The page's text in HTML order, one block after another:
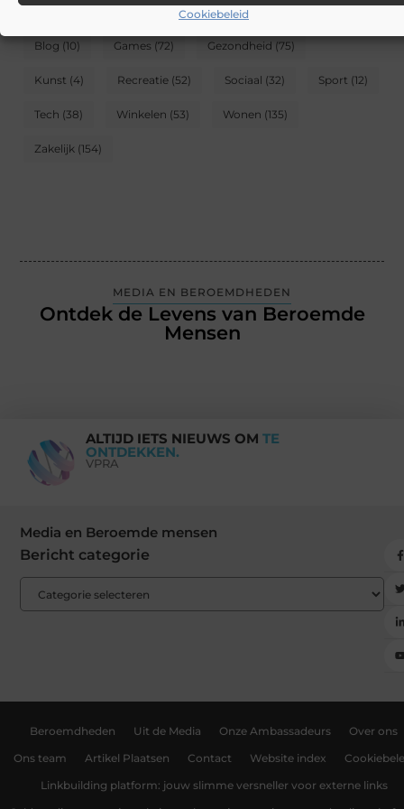
Cookiebeleid
Blog (10) Games (72) Gezondheid (75)
Kunst (4) Recreatie (52) Sociaal (32) Sport (12)
Tech (38) Winkelen (53) Wonen (135)
Zakelijk (154)
MEDIA EN BEROEMDHEDEN
Ontdek de Levens van Beroemde
Mensen
ALTIJD IETS NIEUWS OM TE
ONTDEKKEN.
VPRA
Media en Beroemde mensen
Bericht categorie
Beroemdheden Uit de Media Onze Ambassadeurs Over ons
Ons team Artikel Plaatsen Contact Website index
Linkbuilding platform: jouw slimme versneller voor externe links